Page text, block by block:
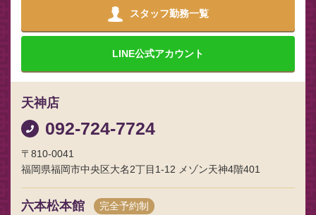
スタッフ勤務一覧
LINE公式アカウント
天神店
092-724-7724
〒810-0041
福岡県福岡市中央区大名2丁目1-12 メゾン天神4階401
六本松本館 完全予約制